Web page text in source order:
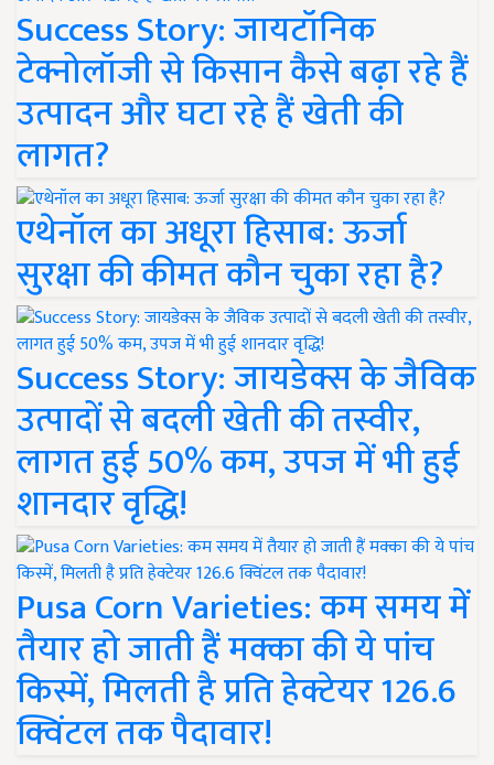
Success Story: जायटॉनिक
टेक्नोलॉजी से किसान कैसे बढ़ा रहे हैं
उत्पादन और घटा रहे हैं खेती की
लागत?
एथेनॉल का अधूरा हिसाब: ऊर्जा
सुरक्षा की कीमत कौन चुका रहा है?
Success Story: जायडेक्स के जैविक
उत्पादों से बदली खेती की तस्वीर,
लागत हुई 50% कम, उपज में भी हुई
शानदार वृद्धि!
Pusa Corn Varieties: कम समय में
तैयार हो जाती हैं मक्का की ये पांच
किस्में, मिलती है प्रति हेक्टेयर 126.6
क्विंटल तक पैदावार!